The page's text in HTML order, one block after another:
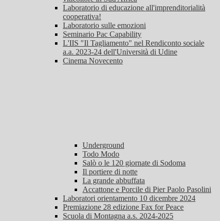
Laboratorio di educazione all'imprenditorialità
cooperativa!
Laboratorio sulle emozioni
Seminario Pac Capability
L'IIS "Il Tagliamento" nel Rendiconto sociale
a.a. 2023-24 dell'Università di Udine
Cinema Novecento
Underground
Todo Modo
Salò o le 120 giornate di Sodoma
Il portiere di notte
La grande abbuffata
Accattone e Porcile di Pier Paolo Pasolini
Laboratori orientamento 10 dicembre 2024
Premiazione 28 edizione Fax for Peace
Scuola di Montagna a.s. 2024-2025